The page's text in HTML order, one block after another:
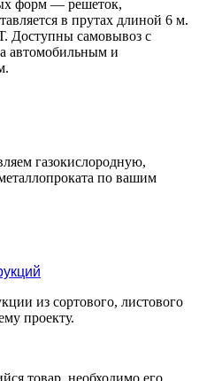
форм — решеток,
в прутах длиной 6 м.
Доступны самовывоз с
автомобильным и
газокислородную,
по вашим
из сортового, листового
проекту.
товар, необходимо его